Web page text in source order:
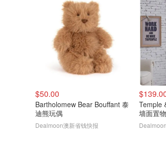
$50.00
Bartholomew Bear Bouffant 泰
迪熊玩偶
Dealmoon澳新省钱快报
Temple
墙面置